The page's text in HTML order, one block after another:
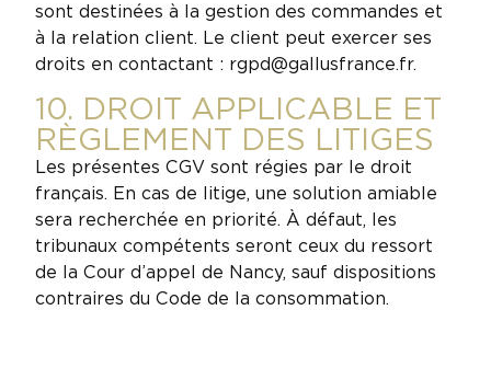
sont destinées à la gestion des commandes et
à la relation client. Le client peut exercer ses
droits en contactant : rgpd@gallusfrance.fr.
10. DROIT APPLICABLE ET
RÈGLEMENT DES LITIGES
Les présentes CGV sont régies par le droit
français. En cas de litige, une solution amiable
sera recherchée en priorité. À défaut, les
tribunaux compétents seront ceux du ressort
de la Cour d’appel de Nancy, sauf dispositions
contraires du Code de la consommation.